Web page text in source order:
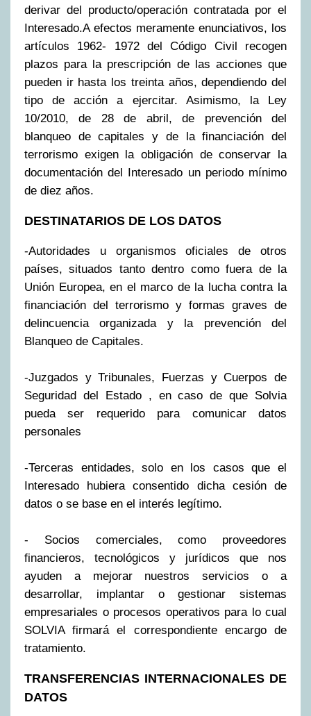
derivar del producto/operación contratada por el
Interesado.A efectos meramente enunciativos, los
artículos 1962- 1972 del Código Civil recogen
plazos para la prescripción de las acciones que
pueden ir hasta los treinta años, dependiendo del
tipo de acción a ejercitar. Asimismo, la Ley
10/2010, de 28 de abril, de prevención del
blanqueo de capitales y de la financiación del
terrorismo exigen la obligación de conservar la
documentación del Interesado un periodo mínimo
de diez años.
DESTINATARIOS DE LOS DATOS
-Autoridades u organismos oficiales de otros
países, situados tanto dentro como fuera de la
Unión Europea, en el marco de la lucha contra la
financiación del terrorismo y formas graves de
delincuencia organizada y la prevención del
Blanqueo de Capitales.
-Juzgados y Tribunales, Fuerzas y Cuerpos de
Seguridad del Estado , en caso de que Solvia
pueda ser requerido para comunicar datos
personales
-Terceras entidades, solo en los casos que el
Interesado hubiera consentido dicha cesión de
datos o se base en el interés legítimo.
- Socios comerciales, como proveedores
financieros, tecnológicos y jurídicos que nos
ayuden a mejorar nuestros servicios o a
desarrollar, implantar o gestionar sistemas
empresariales o procesos operativos para lo cual
SOLVIA firmará el correspondiente encargo de
tratamiento.
TRANSFERENCIAS INTERNACIONALES DE
DATOS